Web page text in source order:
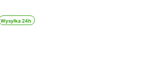
Wysyłka 24h